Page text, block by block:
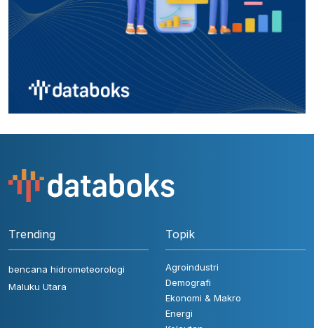
Trending
bencana hidrometeorologi
Maluku Utara
Topik
Agroindustri
Demografi
Ekonomi & Makro
Energi